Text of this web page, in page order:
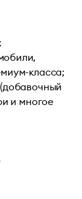
класса;
и многое